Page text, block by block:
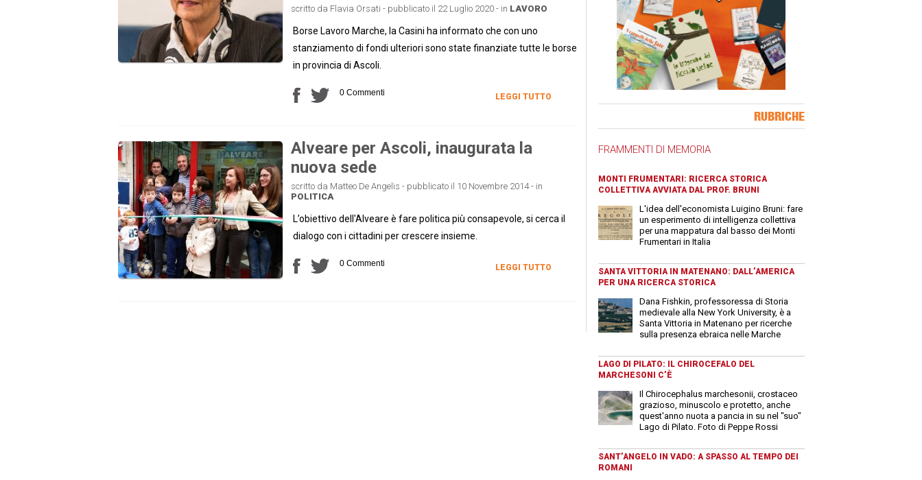
scritto da Flavia Orsati - pubblicato il 22 Luglio 2020 - in LAVORO
Borse Lavoro Marche, la Casini ha informato che con uno
stanziamento di fondi ulteriori sono state finanziate tutte le borse
in provincia di Ascoli.
0 Commenti LEGGI TUTTO
Alveare per Ascoli, inaugurata la
nuova sede
scritto da Matteo De Angelis - pubblicato il 10 Novembre 2014 - in
POLITICA
L’obiettivo dell'Alveare è fare politica più consapevole, si cerca il
dialogo con i cittadini per crescere insieme.
0 Commenti LEGGI TUTTO
RUBRICHE
FRAMMENTI DI MEMORIA
MONTI FRUMENTARI: RICERCA STORICA
COLLETTIVA AVVIATA DAL PROF. BRUNI
L'idea dell'economista Luigino Bruni: fare
un esperimento di intelligenza collettiva
per una mappatura dal basso dei Monti
Frumentari in Italia
SANTA VITTORIA IN MATENANO: DALL’AMERICA
PER UNA RICERCA STORICA
Dana Fishkin, professoressa di Storia
medievale alla New York University, è a
Santa Vittoria in Matenano per ricerche
sulla presenza ebraica nelle Marche
LAGO DI PILATO: IL CHIROCEFALO DEL
MARCHESONI C’È
Il Chirocephalus marchesonii, crostaceo
grazioso, minuscolo e protetto, anche
quest'anno nuota a pancia in su nel "suo"
Lago di Pilato. Foto di Peppe Rossi
SANT’ANGELO IN VADO: A SPASSO AL TEMPO DEI
ROMANI